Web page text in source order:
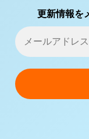
更新情報を